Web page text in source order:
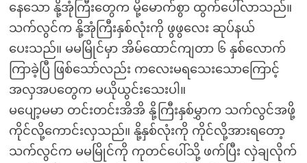
နေသော နို့အုံကြီးတွေက မို့မောက်စွာ ထွက်ပေါ်လာသည်။
သက်လွင်က နို့အုံကြီးနှစ်လုံးကို ဖွဖွလေး ဆုပ်နယ်
ပေးသည်။ မမမြိုင်မှာ အိမ်ထောင်ကျတာ ၆ နှစ်လောက်
ကြာခဲ့ပြီ ဖြစ်သော်လည်း ကလေးမရသေးသောကြောင့်
အလှအပတွေက မယိုယွင်းသေးပါ။
မပျော့မမာ တင်းတင်းအိအိ နို့ကြီးနှစ်မွှာက သက်လွင်အဖို့
ကိုင်လို့ကောင်းလှသည်။ နို့နှစ်လုံးကို ကိုင်လို့အားရတော့
သက်လွင်က မမမြိုင်ကို ကုတင်ပေါ်သို့ ဖက်ပြီး လှဲချလိုက်